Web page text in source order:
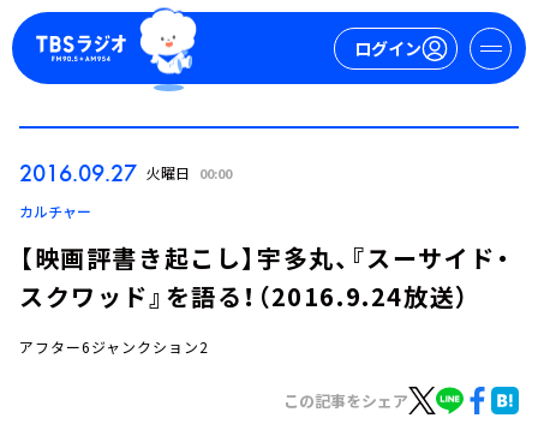
ログイン
2016.09.27 火曜日 00:00
カルチャー
【映画評書き起こし】宇多丸、『スーサイド・
スクワッド』を語る！（2016.9.24放送）
アフター6ジャンクション2
この記事をシェア